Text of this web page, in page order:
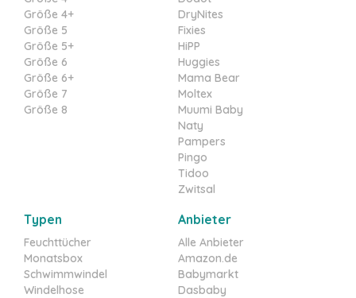
Größe 4+
Größe 5
Größe 5+
Größe 6
Größe 6+
Größe 7
Größe 8
DryNites
Fixies
HiPP
Huggies
Mama Bear
Moltex
Muumi Baby
Naty
Pampers
Pingo
Tidoo
Zwitsal
Typen
Feuchttücher
Monatsbox
Schwimmwindel
Windelhose
Anbieter
Alle Anbieter
Amazon.de
Babymarkt
Dasbaby